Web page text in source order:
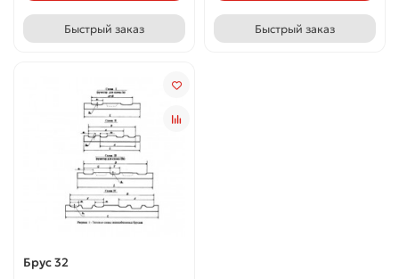
Быстрый заказ Быстрый заказ
Брус 32